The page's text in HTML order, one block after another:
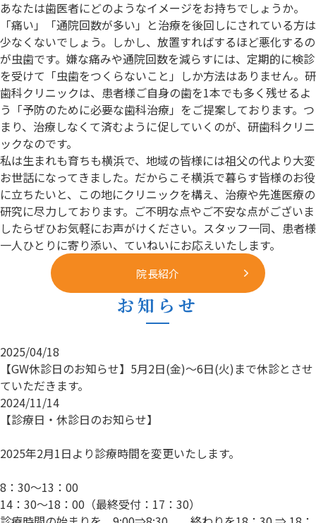
あなたは歯医者にどのようなイメージをお持ちでしょうか。
「痛い」「通院回数が多い」と治療を後回しにされている方は
少なくないでしょう。しかし、放置すればするほど悪化するの
が虫歯です。嫌な痛みや通院回数を減らすには、定期的に検診
を受けて「虫歯をつくらないこと」しか方法はありません。研
歯科クリニックは、患者様ご自身の歯を1本でも多く残せるよ
う「予防のために必要な歯科治療」をご提案しております。つ
まり、治療しなくて済むように促していくのが、研歯科クリニ
ックなのです。
私は生まれも育ちも横浜で、地域の皆様には祖父の代より大変
お世話になってきました。だからこそ横浜で暮らす皆様のお役
に立ちたいと、この地にクリニックを構え、治療や先進医療の
研究に尽力しております。ご不明な点やご不安な点がございま
したらぜひお気軽にお声がけください。スタッフ一同、患者様
一人ひとりに寄り添い、ていねいにお応えいたします。
院長紹介
お知らせ
2025/04/18
【GW休診日のお知らせ】5月2日(金)～6日(火)まで休診とさせ
ていただきます。
2024/11/14
【診療日・休診日のお知らせ】
2025年2月1日より診療時間を変更いたします。
8：30～13：00
14：30～18：00（最終受付：17：30）